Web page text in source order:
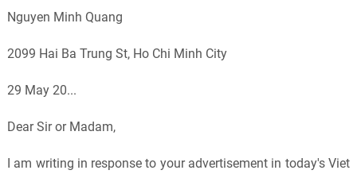
Nguyen Minh Quang
2099 Hai Ba Trung St, Ho Chi Minh City
29 May 20...
Dear Sir or Madam,
I am writing in response to your advertisement in today's Viet